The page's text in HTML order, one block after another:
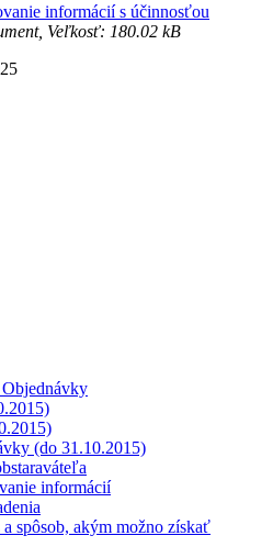
informácií s účinnosťou
Veľkosť: 180.02 kB
(do 31.10.2015)
informácií
a spôsob, akým možno získať